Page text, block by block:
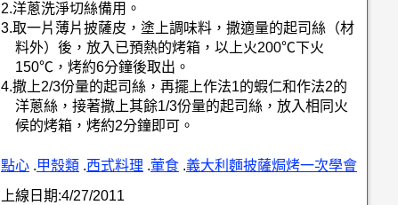
2.洋蔥洗淨切絲備用。
3.取一片薄片披薩皮，塗上調味料，撒適量的起司絲（材
料外）後，放入已預熱的烤箱，以上火200℃下火
150℃，烤約6分鐘後取出。
4.撒上2/3份量的起司絲，再擺上作法1的蝦仁和作法2的
洋蔥絲，接著撒上其餘1/3份量的起司絲，放入相同火
候的烤箱，烤約2分鐘即可。
點心 .甲殼類 .西式料理 .葷食 .義大利麵披薩焗烤一次學會
上線日期:4/27/2011